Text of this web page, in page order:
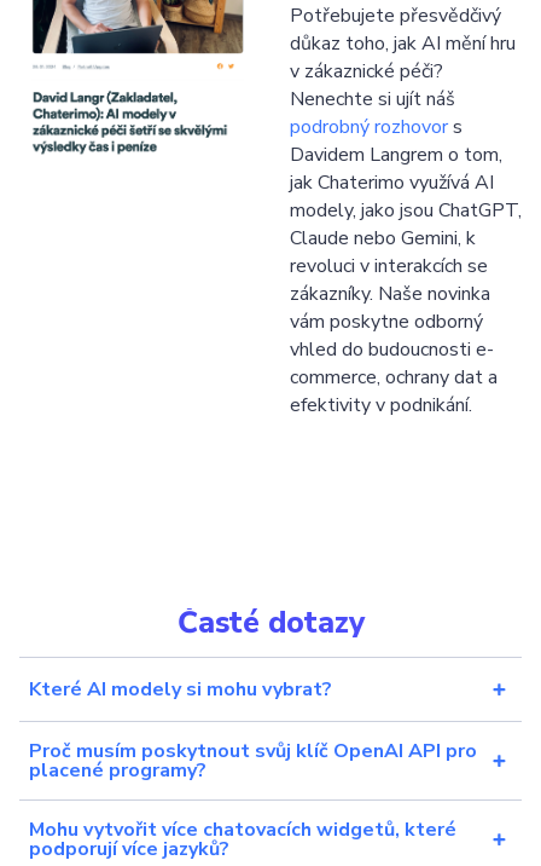
Potřebujete přesvědčivý
důkaz toho, jak AI mění hru
v zákaznické péči?
Nenechte si ujít náš
podrobný rozhovors
Davidem Langrem o tom,
jak Chaterimo využívá AI
modely, jako jsou ChatGPT,
Claude nebo Gemini, k
revoluci v interakcích se
zákazníky. Naše novinka
vám poskytne odborný
vhled do budoucnosti e-
commerce, ochrany dat a
efektivity v podnikání.
Časté dotazy
Které AI modely si mohu vybrat?
Proč musím poskytnout svůj klíč OpenAI API pro
placené programy?
Mohu vytvořit více chatovacích widgetů, které
podporují více jazyků?